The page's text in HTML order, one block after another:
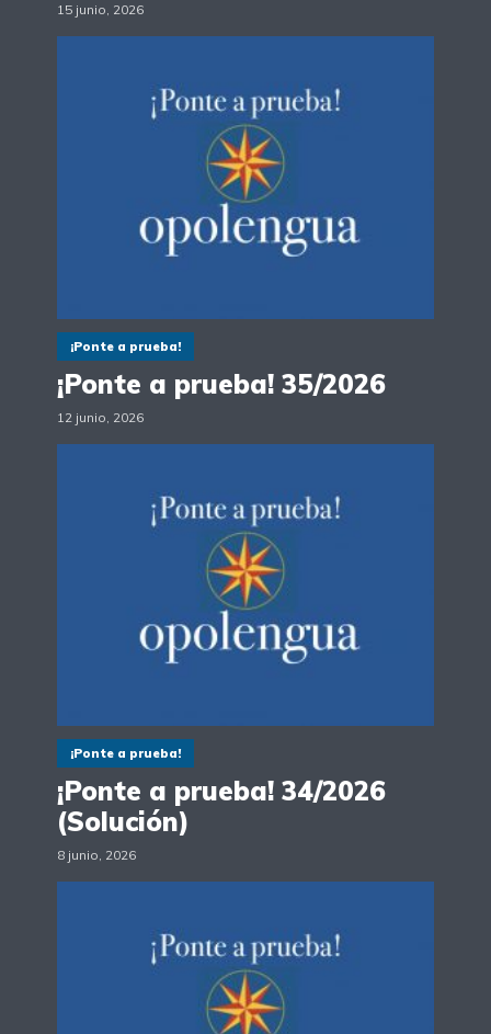
15 junio, 2026
¡Ponte a prueba!
¡Ponte a prueba! 35/2026
12 junio, 2026
¡Ponte a prueba!
¡Ponte a prueba! 34/2026
(Solución)
8 junio, 2026